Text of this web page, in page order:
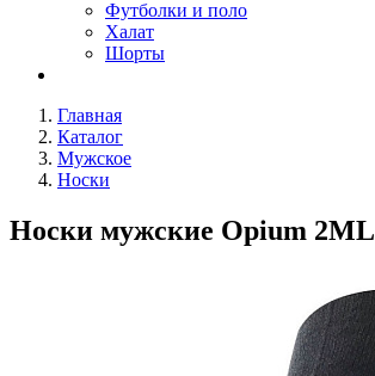
Футболки и поло
Халат
Шорты
Главная
Каталог
Мужское
Носки
Носки мужские Opium 2ML